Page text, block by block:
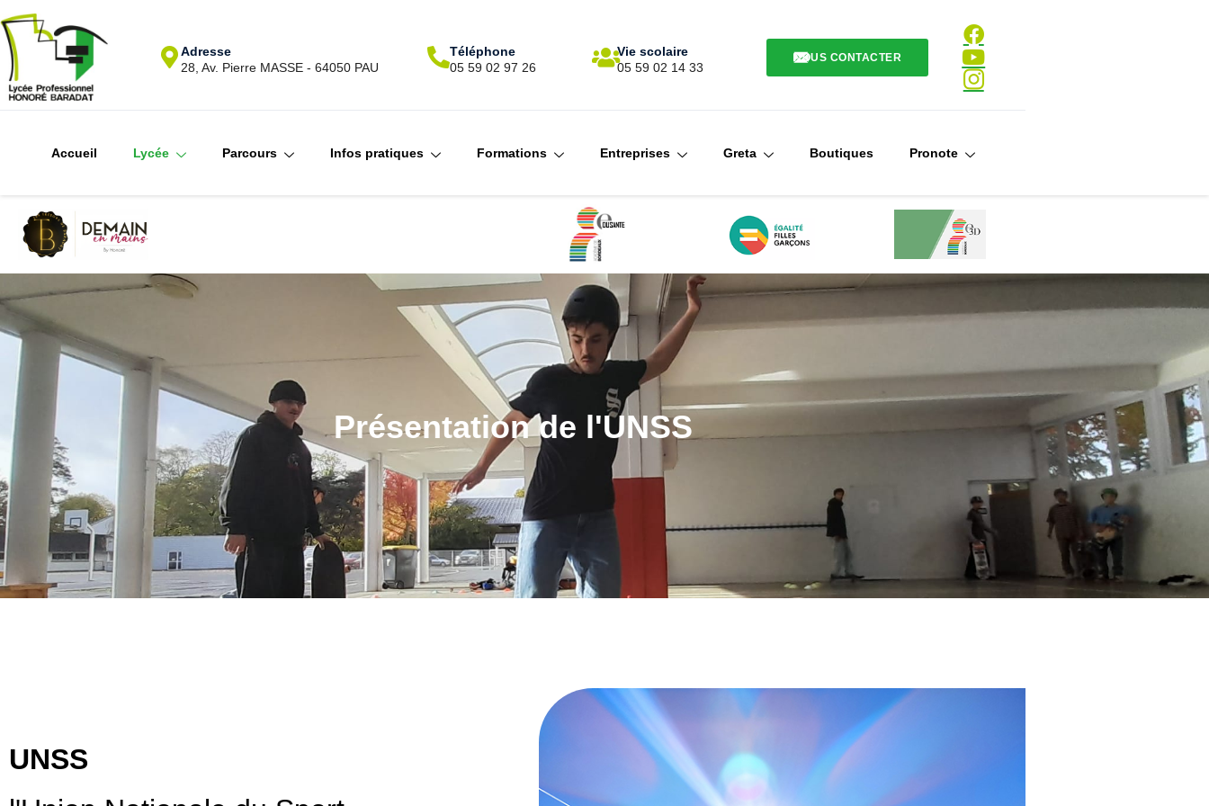
Adresse
28, Av. Pierre MASSE - 64050 PAU
Téléphone
05 59 02 97 26
Vie scolaire
05 59 02 14 33
NOUS CONTACTER
Accueil Lycée Parcours Infos pratiques Formations Entreprises Greta Boutiques Pronote
Présentation de l'UNSS
UNSS